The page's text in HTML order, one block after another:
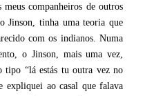
companheiros de outros
Jinson, tinha uma teoria que
com os indianos. Numa
o Jinson, mais uma vez,
tipo “lá estás tu outra vez no
expliquei ao casal que falava